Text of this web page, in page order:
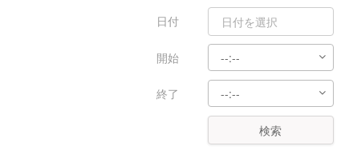
日付
開始
終了
検索